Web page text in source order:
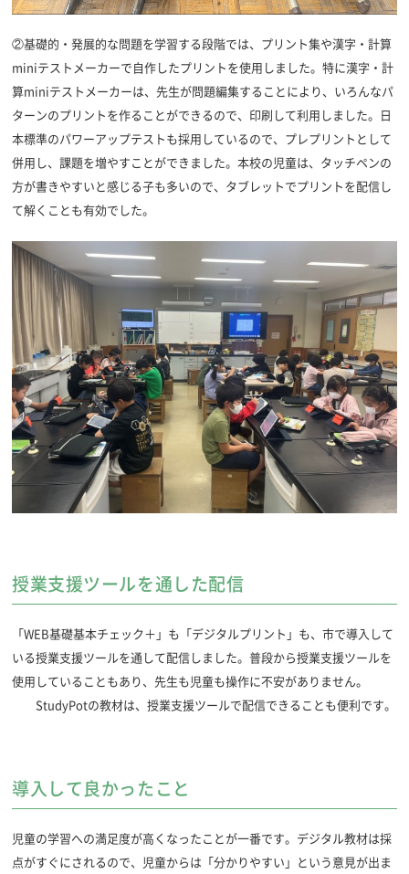
②基礎的・発展的な問題を学習する段階では、プリント集や漢字・計算
miniテストメーカーで自作したプリントを使用しました。特に漢字・計
算miniテストメーカーは、先生が問題編集することにより、いろんなパ
ターンのプリントを作ることができるので、印刷して利用しました。日
本標準のパワーアップテストも採用しているので、プレプリントとして
併用し、課題を増やすことができました。本校の児童は、タッチペンの
方が書きやすいと感じる子も多いので、タブレットでプリントを配信し
て解くことも有効でした。
授業支援ツールを通した配信
「WEB基礎基本チェック＋」も「デジタルプリント」も、市で導入して
いる授業支援ツールを通して配信しました。普段から授業支援ツールを
使用していることもあり、先生も児童も操作に不安がありません。
StudyPotの教材は、授業支援ツールで配信できることも便利です。
導入して良かったこと
児童の学習への満足度が高くなったことが一番です。デジタル教材は採
点がすぐにされるので、児童からは「分かりやすい」という意見が出ま